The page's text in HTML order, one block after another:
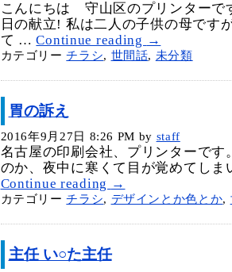
こんにちは 守山区のプリンターで
日の献立! 私は二人の子供の母です
て …Continue reading →
カテゴリーチラシ, 世間話, 未分類
胃の訴え
2016年9月27日 8:26 PM by staff
名古屋の印刷会社、プリンターで
のか、夜中に寒くて目が覚めてし
Continue reading →
カテゴリーチラシ, デザインとか色とか,
主任 い○た主任